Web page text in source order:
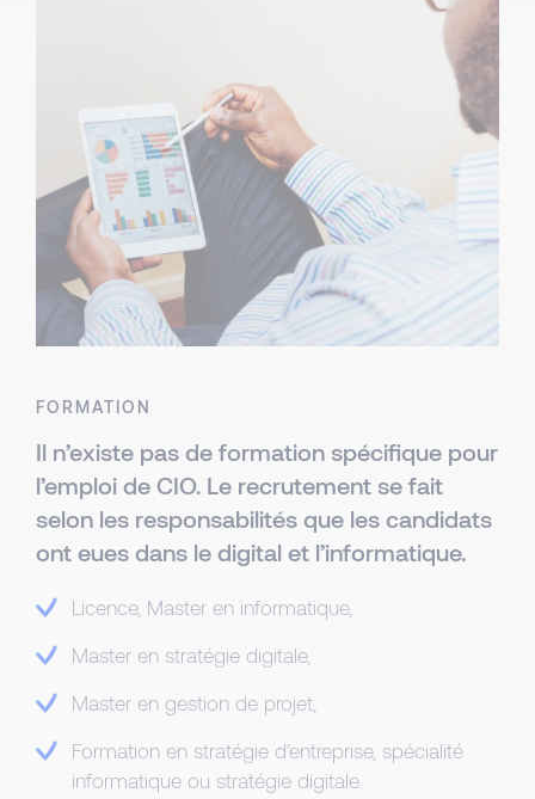
FORMATION
Il n’existe pas de formation spécifique pour
l’emploi de CIO. Le recrutement se fait
selon les responsabilités que les candidats
ont eues dans le digital et l’informatique.
Licence, Master en informatique,
Master en stratégie digitale,
Master en gestion de projet,
Formation en stratégie d’entreprise, spécialité
informatique ou stratégie digitale.